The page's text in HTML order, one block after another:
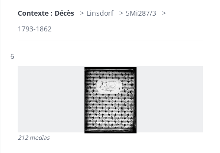
Contexte : Décès
Linsdorf
5Mi287/3
1793-1862
Résultat n°
6
212 medias